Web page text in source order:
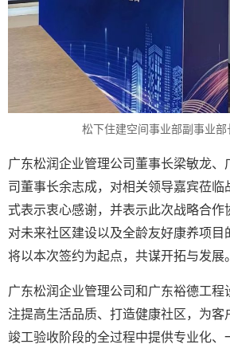
松下住建空间事业部副事业部
广东松润企业管理公司董事长梁敏龙、
司董事长余志成，对相关领导嘉宾莅临
式表示衷心感谢，并表示此次战略合作
对未来社区建设以及全龄友好康养项目
将以本次签约为起点，共谋开拓与发展。
广东松润企业管理公司和广东裕德工程
注提高生活品质、打造健康社区，为客
竣工验收阶段的全过程中提供专业化、